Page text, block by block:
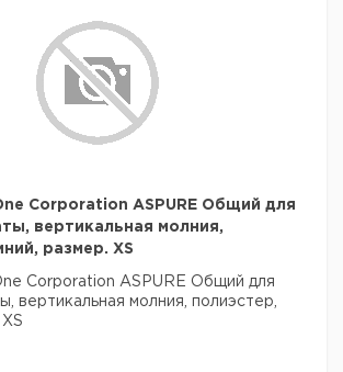
Corporation ASPURE Общий для
вертикальная молния,
размер. XS
Corporation ASPURE Общий для
вертикальная молния, полиэстер,